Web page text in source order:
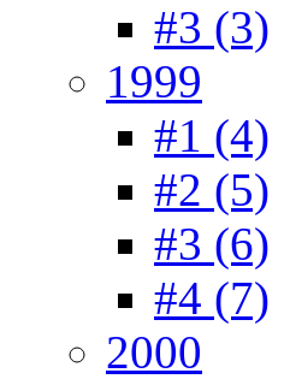
#3 (3)
1999
#1 (4)
#2 (5)
#3 (6)
#4 (7)
2000